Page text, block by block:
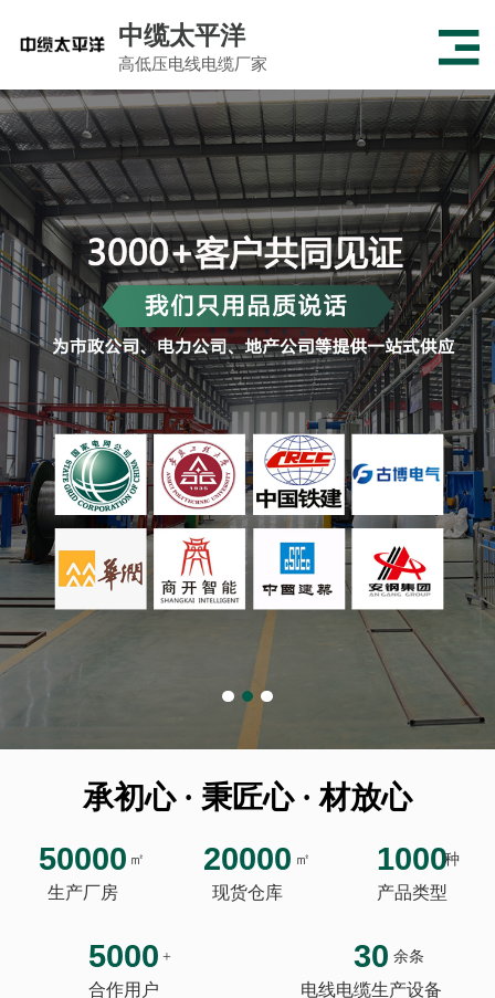
中缆太平洋
高低压电线电缆厂家
承初心 · 秉匠心 · 材放心
50000 ㎡
生产厂房
20000 ㎡
现货仓库
1000种
产品类型
5000 +
合作用户
30 余条
电线电缆生产设备